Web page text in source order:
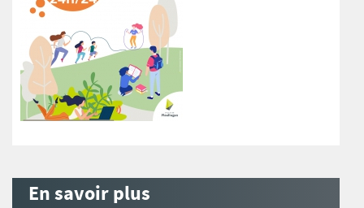
En savoir plus